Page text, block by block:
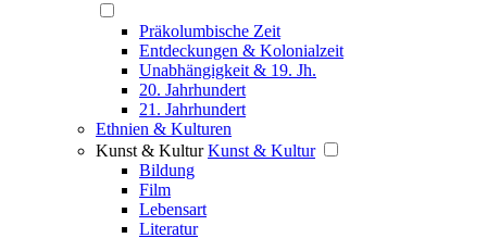
Präkolumbische Zeit
Entdeckungen & Kolonialzeit
Unabhängigkeit & 19. Jh.
20. Jahrhundert
21. Jahrhundert
Ethnien & Kulturen
Kunst & Kultur Kunst & Kultur
Bildung
Film
Lebensart
Literatur